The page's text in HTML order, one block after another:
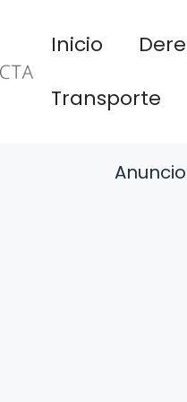
Inicio
Transporte